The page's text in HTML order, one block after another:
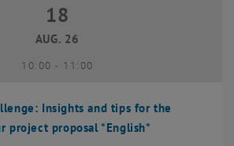
Insights and tips for the
project proposal *English*
18 August 2026
18
AUG. 26
10:00- bis
11:00